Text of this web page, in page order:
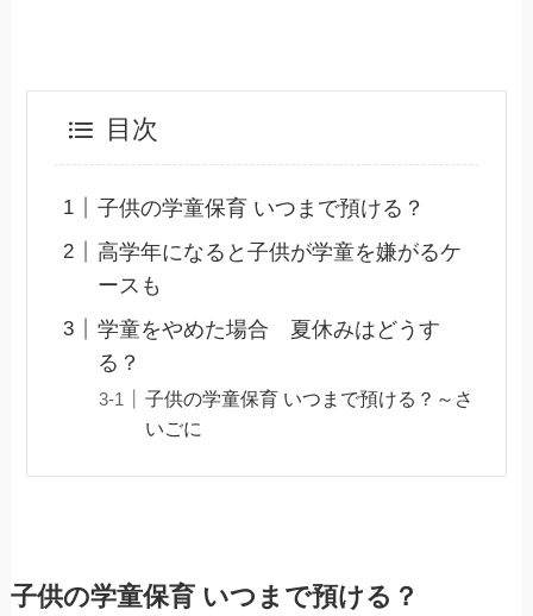
目次
子供の学童保育 いつまで預ける？
高学年になると子供が学童を嫌がるケ
ースも
学童をやめた場合 夏休みはどうす
る？
子供の学童保育 いつまで預ける？～さ
いごに
子供の学童保育 いつまで預ける？